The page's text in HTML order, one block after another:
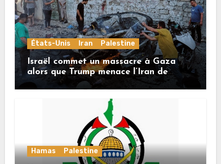
États-Unis Iran Palestine
Israël commet un massacre à Gaza
alors que Trump menace l’Iran de
«décapitation»
Hamas Palestine